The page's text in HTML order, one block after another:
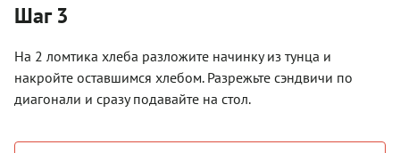
Шаг 3
На 2 ломтика хлеба разложите начинку из тунца и
накройте оставшимся хлебом. Разрежьте сэндвичи по
диагонали и сразу подавайте на стол.